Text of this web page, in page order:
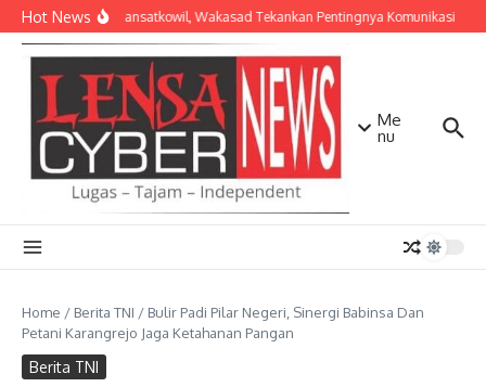
Lewati ke konten
Hot NewsBekali Dansatkowil, Wakasad Tekankan Pentingnya Komunikasi
Me
nu
Home / Berita TNI / Bulir Padi Pilar Negeri, Sinergi Babinsa Dan
Petani Karangrejo Jaga Ketahanan Pangan
Berita TNI